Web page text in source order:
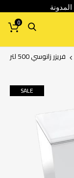
المدونة
0
فريزر زانوسي 500 لتر
SALE